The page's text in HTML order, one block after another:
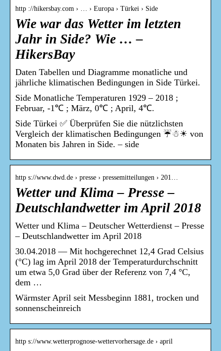
http ://hikersbay.com › … › Europa › Türkei › Side
Wie war das Wetter im letzten
Jahr in Side? Wie … –
HikersBay
Daten Tabellen und Diagramme monatliche und
jährliche klimatischen Bedingungen in Side Türkei.
Side Monatliche Temperaturen 1929 – 2018 ;
Februar, -1℃ ; März, 0℃ ; April, 4℃.
Side Türkei ✅ Überprüfen Sie die nützlichsten
Vergleich der klimatischen Bedingungen ☔☃☀ von
Monaten bis Jahren in Side. – side
http s://www.dwd.de › presse › pressemitteilungen › 201…
Wetter und Klima – Presse –
Deutschlandwetter im April 2018
Wetter und Klima – Deutscher Wetterdienst – Presse
– Deutschlandwetter im April 2018
30.04.2018 — Mit hochgerechnet 12,4 Grad Celsius
(°C) lag im April 2018 der Temperaturdurchschnitt
um etwa 5,0 Grad über der Referenz von 7,4 °C,
dem …
Wärmster April seit Messbeginn 1881, trocken und
sonnenscheinreich
http s://www.wetterprognose-wettervorhersage.de › april